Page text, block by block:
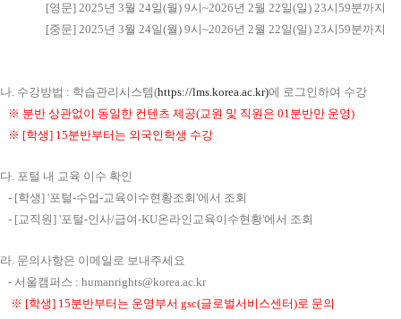
[영문] 2025년 3월 24일(월) 9시~2026년 2월 22일(일) 23시59분까지
[중문] 2025년 3월 24일(월) 9시~2026년 2월 22일(일) 23시59분까지
나. 수강방법 : 학습관리시스템(https://lms.korea.ac.kr)에 로그인하여 수강
※ 분반 상관없이 동일한 컨텐츠 제공(교원 및 직원은 01분반만 운영)
※ [학생] 15분반부터는 외국인학생 수강
다. 포털 내 교육 이수 확인
- [학생] '포털-수업-교육이수현황조회'에서 조회
- [교직원] '포털-인사/급여-KU온라인교육이수현황'에서 조회
라. 문의사항은 이메일로 보내주세요
- 서울캠퍼스 : humanrights@korea.ac.kr
※ [학생] 15분반부터는 운영부서 gsc(글로벌서비스센터)로 문의